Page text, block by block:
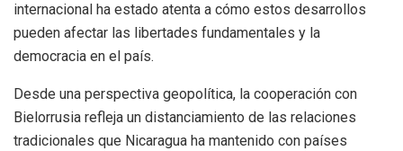
internacional ha estado atenta a cómo estos desarrollos
pueden afectar las libertades fundamentales y la
democracia en el país.
Desde una perspectiva geopolítica, la cooperación con
Bielorrusia refleja un distanciamiento de las relaciones
tradicionales que Nicaragua ha mantenido con países